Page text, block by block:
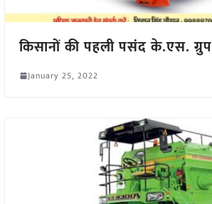
किसानों की पहली पसंद के.एस. ग्रुप
January 25, 2022